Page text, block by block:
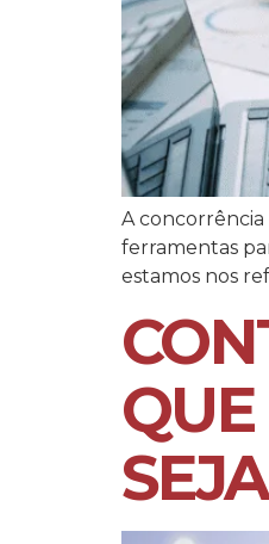
A concorrência
ferramentas
estamos nos